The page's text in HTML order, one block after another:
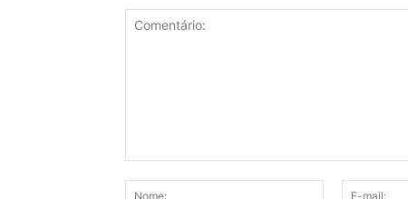
Nome: